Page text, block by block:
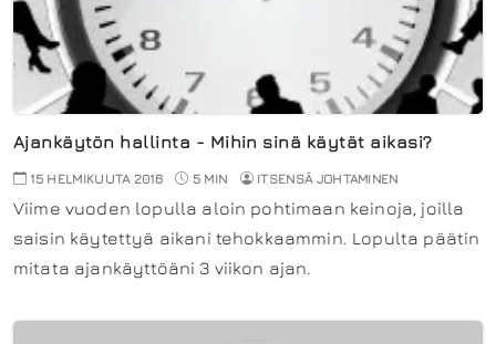
Ajankäytön hallinta - Mihin sinä käytät aikasi?
15 HELMIKUUTA 2016 5 MIN ITSENSÄ JOHTAMINEN
Viime vuoden lopulla aloin pohtimaan keinoja, joilla
saisin käytettyä aikani tehokkaammin. Lopulta päätin
mitata ajankäyttöäni 3 viikon ajan.